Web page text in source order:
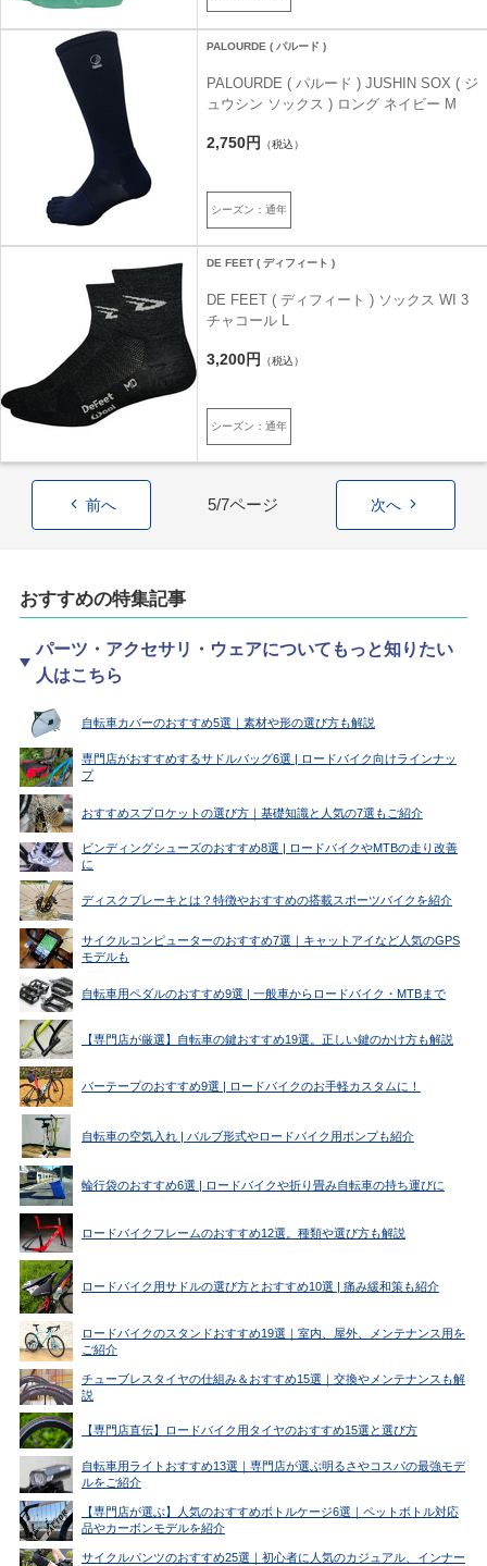
PALOURDE ( パルード )
PALOURDE ( パルード ) JUSHIN SOX ( ジ
ュウシン ソックス ) ロング ネイビー M
2,750円 （税込）
シーズン：通年
DE FEET ( ディフィート )
DE FEET ( ディフィート ) ソックス WI 3
チャコール L
3,200円 （税込）
シーズン：通年
前へ 5/7ページ 次へ
おすすめの特集記事
パーツ・アクセサリ・ウェアについてもっと知りたい
人はこちら
自転車カバーのおすすめ5選｜素材や形の選び方も解説
専門店がおすすめするサドルバッグ6選 | ロードバイク向けラインナッ
プ
おすすめスプロケットの選び方｜基礎知識と人気の7選もご紹介
ビンディングシューズのおすすめ8選 | ロードバイクやMTBの走り改善
に
ディスクブレーキとは？特徴やおすすめの搭載スポーツバイクを紹介
サイクルコンピューターのおすすめ7選｜キャットアイなど人気のGPS
モデルも
自転車用ペダルのおすすめ9選 | 一般車からロードバイク・MTBまで
【専門店が厳選】自転車の鍵おすすめ19選。正しい鍵のかけ方も解説
バーテープのおすすめ9選 | ロードバイクのお手軽カスタムに！
自転車の空気入れ | バルブ形式やロードバイク用ポンプも紹介
輪行袋のおすすめ6選 | ロードバイクや折り畳み自転車の持ち運びに
ロードバイクフレームのおすすめ12選。種類や選び方も解説
ロードバイク用サドルの選び方とおすすめ10選 | 痛み緩和策も紹介
ロードバイクのスタンドおすすめ19選｜室内、屋外、メンテナンス用を
ご紹介
チューブレスタイヤの仕組み＆おすすめ15選｜交換やメンテナンスも解
説
【専門店直伝】ロードバイク用タイヤのおすすめ15選と選び方
自転車用ライトおすすめ13選｜専門店が選ぶ明るさやコスパの最強モデ
ルをご紹介
【専門店が選ぶ】人気のおすすめボトルケージ6選｜ペットボトル対応
品やカーボンモデルを紹介
サイクルパンツのおすすめ25選｜初心者に人気のカジュアル、インナー